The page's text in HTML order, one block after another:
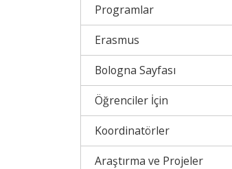
Programlar
Erasmus
Bologna Sayfası
Öğrenciler İçin
Koordinatörler
Araştırma ve Projeler